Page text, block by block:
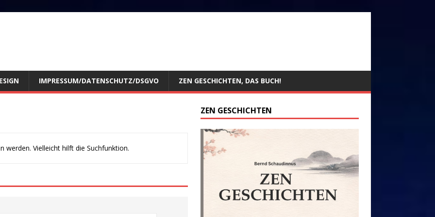
IMPRESSUM/DATENSCHUTZ/DSGVO ZEN GESCHICHTEN, DAS BUCH!
werden. Vielleicht hilft die Suchfunktion.
ZEN GESCHICHTEN